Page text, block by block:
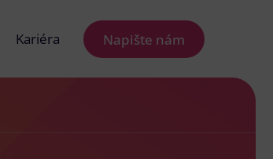
Kariéra Napište nám